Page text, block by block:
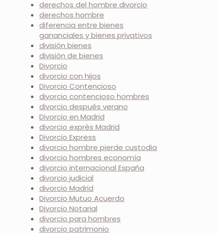
derechos del hombre divorcio
derechos hombre
diferencia entre bienes
gananciales y bienes privativos
división bienes
división de bienes
Divorcio
divorcio con hijos
Divorcio Contencioso
divorcio contencioso hombres
divorcio después verano
Divorcio en Madrid
divorcio exprés Madrid
Divorcio Express
divorcio hombre pierde custodia
divorcio hombres economía
divorcio internacional España
divorcio judicial
divorcio Madrid
Divorcio Mutuo Acuerdo
Divorcio Notarial
divorcio para hombres
divorcio patrimonio